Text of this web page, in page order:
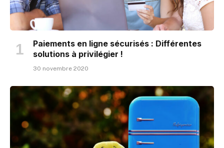
Paiements en ligne sécurisés : Différentes
solutions à privilégier !
30 novembre 2020